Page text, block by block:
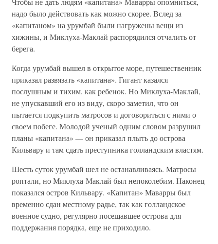
надо было действовать как можно скорее. Вслед за
«капитаном» на урумбай были нагружены вещи из
хижины, и Миклуха-Маклай распорядился отчалить от
берега.
Когда урумбай вышел в открытое море, путешественник
приказал развязать «капитана». Гигант казался
послушным и тихим, как ребенок. Но Миклуха-Маклай,
не упускавший его из виду, скоро заметил, что он
пытается подкупить матросов и договориться с ними о
своем побеге. Молодой ученый одним словом разрушил
планы «капитана» — он приказал плыть до острова
Кильвару и там сдать преступника голландским властям.
Шесть суток урумбай шел не останавливаясь. Матросы
роптали, но Миклуха-Маклай был непоколебим. Наконец
показался остров Кильвару. «Капитан» Маварры был
временно сдан местному радье, так как голландское
военное судно, регулярно посещавшее острова для
поддержания порядка, еще не приходило.